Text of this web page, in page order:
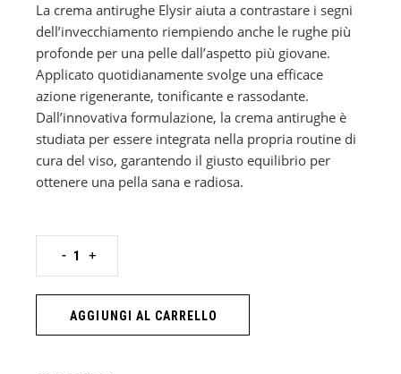
La crema antirughe Elysir aiuta a contrastare i segni
dell’invecchiamento riempiendo anche le rughe più
profonde per una pelle dall’aspetto più giovane.
Applicato quotidianamente svolge una efficace
azione rigenerante, tonificante e rassodante.
Dall’innovativa formulazione, la crema antirughe è
studiata per essere integrata nella propria routine di
cura del viso, garantendo il giusto equilibrio per
ottenere una pella sana e radiosa.
Crema antirughe quantity
- +
AGGIUNGI AL CARRELLO